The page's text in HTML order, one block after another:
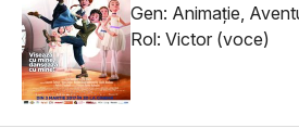
Gen: Animaţie,
Rol: Victor (voce)